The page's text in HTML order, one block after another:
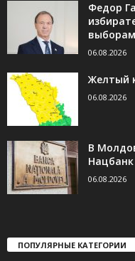
Федор
06.08.2026
Желтый
06.08.2026
В
06.08.2026
ПОПУЛЯРНЫЕ КАТЕГОРИИ